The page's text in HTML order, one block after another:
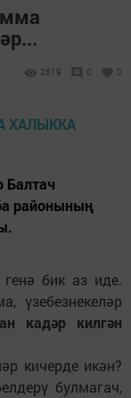
2619 0 0
Балтач
районының
генә бик аз иде.
үзебезнекеләр
кадәр килгән
кичерде икән?
булмагач,